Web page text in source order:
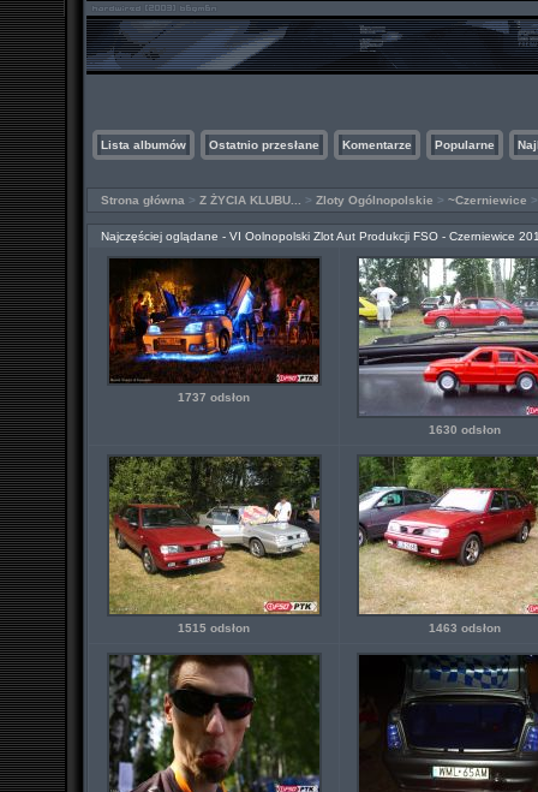
Lista albumów Ostatnio przesłane Komentarze Popularne
Strona główna > Z ŻYCIA KLUBU... > Zloty Ogólnopolskie > ~Czerniewice
Najczęściej oglądane - VI Oolnopolski Zlot Aut Produkcji FSO - Czerniewice
1737 odsłon
1630 odsłon
1515 odsłon 1463 odsłon